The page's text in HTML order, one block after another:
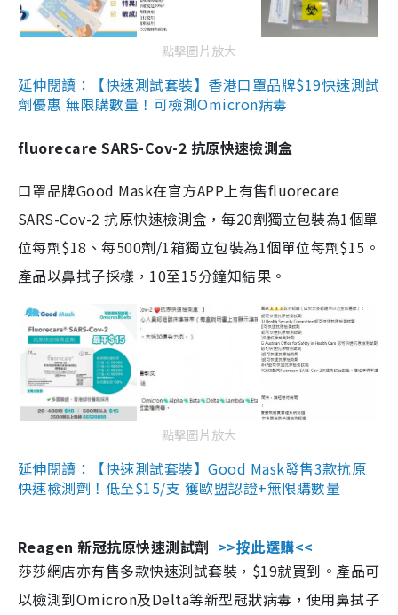
點擊圖片放大
延伸閱讀：【快速測試套裝】香港口罩品牌$19快速測試
劑優惠 無限購數量！可檢測Omicron病毒
fluorecare SARS-Cov-2 抗原快速檢測盒
口罩品牌Good Mask在官方APP上有售fluorecare
SARS-Cov-2 抗原快速檢測盒，每20劑獨立包裝為1個單
位每劑$18、每500劑/1箱獨立包裝為1個單位每劑$15。
產品以鼻拭子採樣，10至15分鐘知結果。
點擊圖片放大
延伸閱讀：【快速測試套裝】Good Mask發售3款抗原
快速檢測劑！低至$15/支 獲歐盟認證+無限購數量
Reagen 新冠抗原快速測試劑 >>按此選購<<
莎莎網店亦有售多款快速測試套裝，$19就買到。產品可
以檢測到Omicron及Delta等新型冠狀病毒，使用鼻拭子